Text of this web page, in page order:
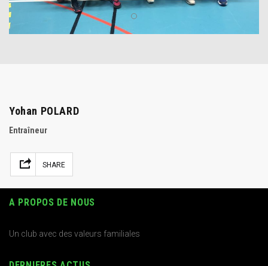
Yohan POLARD
Entraîneur
SHARE
A PROPOS DE NOUS
Un club avec des valeurs familiales